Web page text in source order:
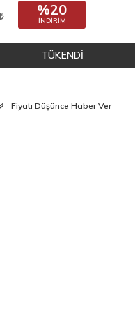
%20
İNDIRIM
TÜKENDİ
Fiyatı Düşünce Haber Ver